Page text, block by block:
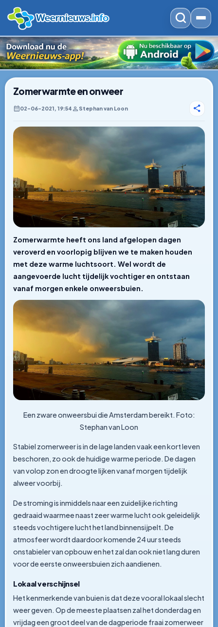
Zomerwarmte en onweer
02–06–2021, 19:54 Stephan van Loon
Zomerwarmte heeft ons land afgelopen dagen
veroverd en voorlopig blijven we te maken houden
met deze warme luchtsoort. Wel wordt de
aangevoerde lucht tijdelijk vochtiger en ontstaan
vanaf morgen enkele onweersbuien.
Een zware onweersbui die Amsterdam bereikt. Foto:
Stephan van Loon
Stabiel zomerweer is in de lage landen vaak een kort leven
beschoren, zo ook de huidige warme periode. De dagen
van volop zon en droogte lijken vanaf morgen tijdelijk
alweer voorbij.
De stroming is inmiddels naar een zuidelijke richting
gedraaid waarmee naast zeer warme lucht ook geleidelijk
steeds vochtigere lucht het land binnensijpelt. De
atmosfeer wordt daardoor komende 24 uur steeds
onstabieler van opbouw en het zal dan ook niet lang duren
voor de eerste onweersbuien zich aandienen.
Lokaal verschijnsel
Het kenmerkende van buien is dat deze vooral lokaal slecht
weer geven. Op de meeste plaatsen zal het donderdag en
vrijdag een groot deel van de dagperiode fraai zomerweer